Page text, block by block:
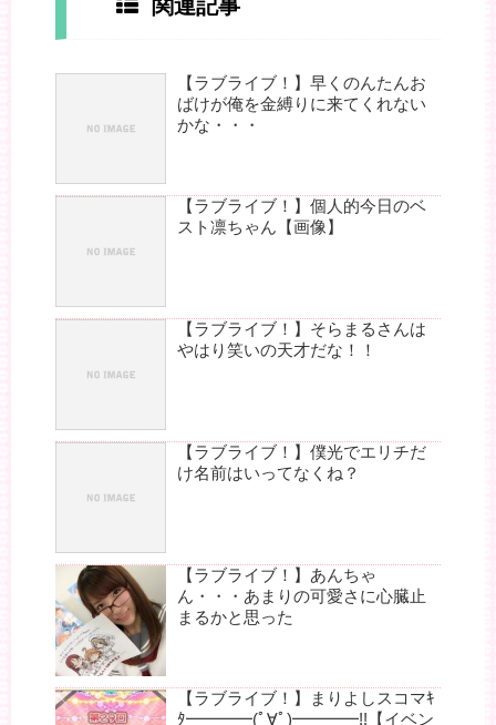
関連記事
【ラブライブ！】早くのんたんお
ばけが俺を金縛りに来てくれない
かな・・・
【ラブライブ！】個人的今日のベ
スト凛ちゃん【画像】
【ラブライブ！】そらまるさんは
やはり笑いの天才だな！！
【ラブライブ！】僕光でエリチだ
け名前はいってなくね？
【ラブライブ！】あんちゃ
ん・・・あまりの可愛さに心臓止
まるかと思った
【ラブライブ！】まりよしスコマｷ
ﾀ━━━━(ﾟ∀ﾟ)━━━━!!【イベン